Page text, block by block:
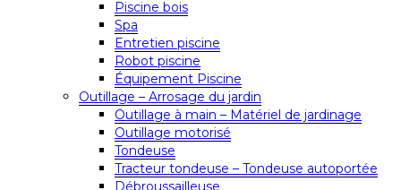
Piscine bois
Spa
Entretien piscine
Robot piscine
Équipement Piscine
Outillage – Arrosage du jardin
Outillage à main – Matériel de jardinage
Outillage motorisé
Tondeuse
Tracteur tondeuse – Tondeuse autoportée
Débroussailleuse